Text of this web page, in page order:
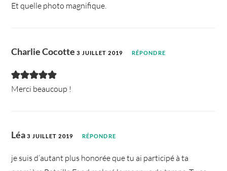
Et quelle photo magnifique.
Charlie Cocotte 3 JUILLET 2019 RÉPONDRE
Merci beaucoup !
Léa 3 JUILLET 2019 RÉPONDRE
je suis d’autant plus honorée que tu ai participé à ta